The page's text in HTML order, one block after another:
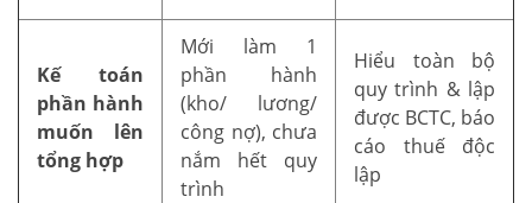
Kế toán
phần hành
muốn lên
tổng hợp
Mới làm 1
phần hành
(kho/ lương/
công nợ), chưa
nắm hết quy
trình
Hiểu toàn bộ
quy trình & lập
được BCTC, báo
cáo thuế độc
lập